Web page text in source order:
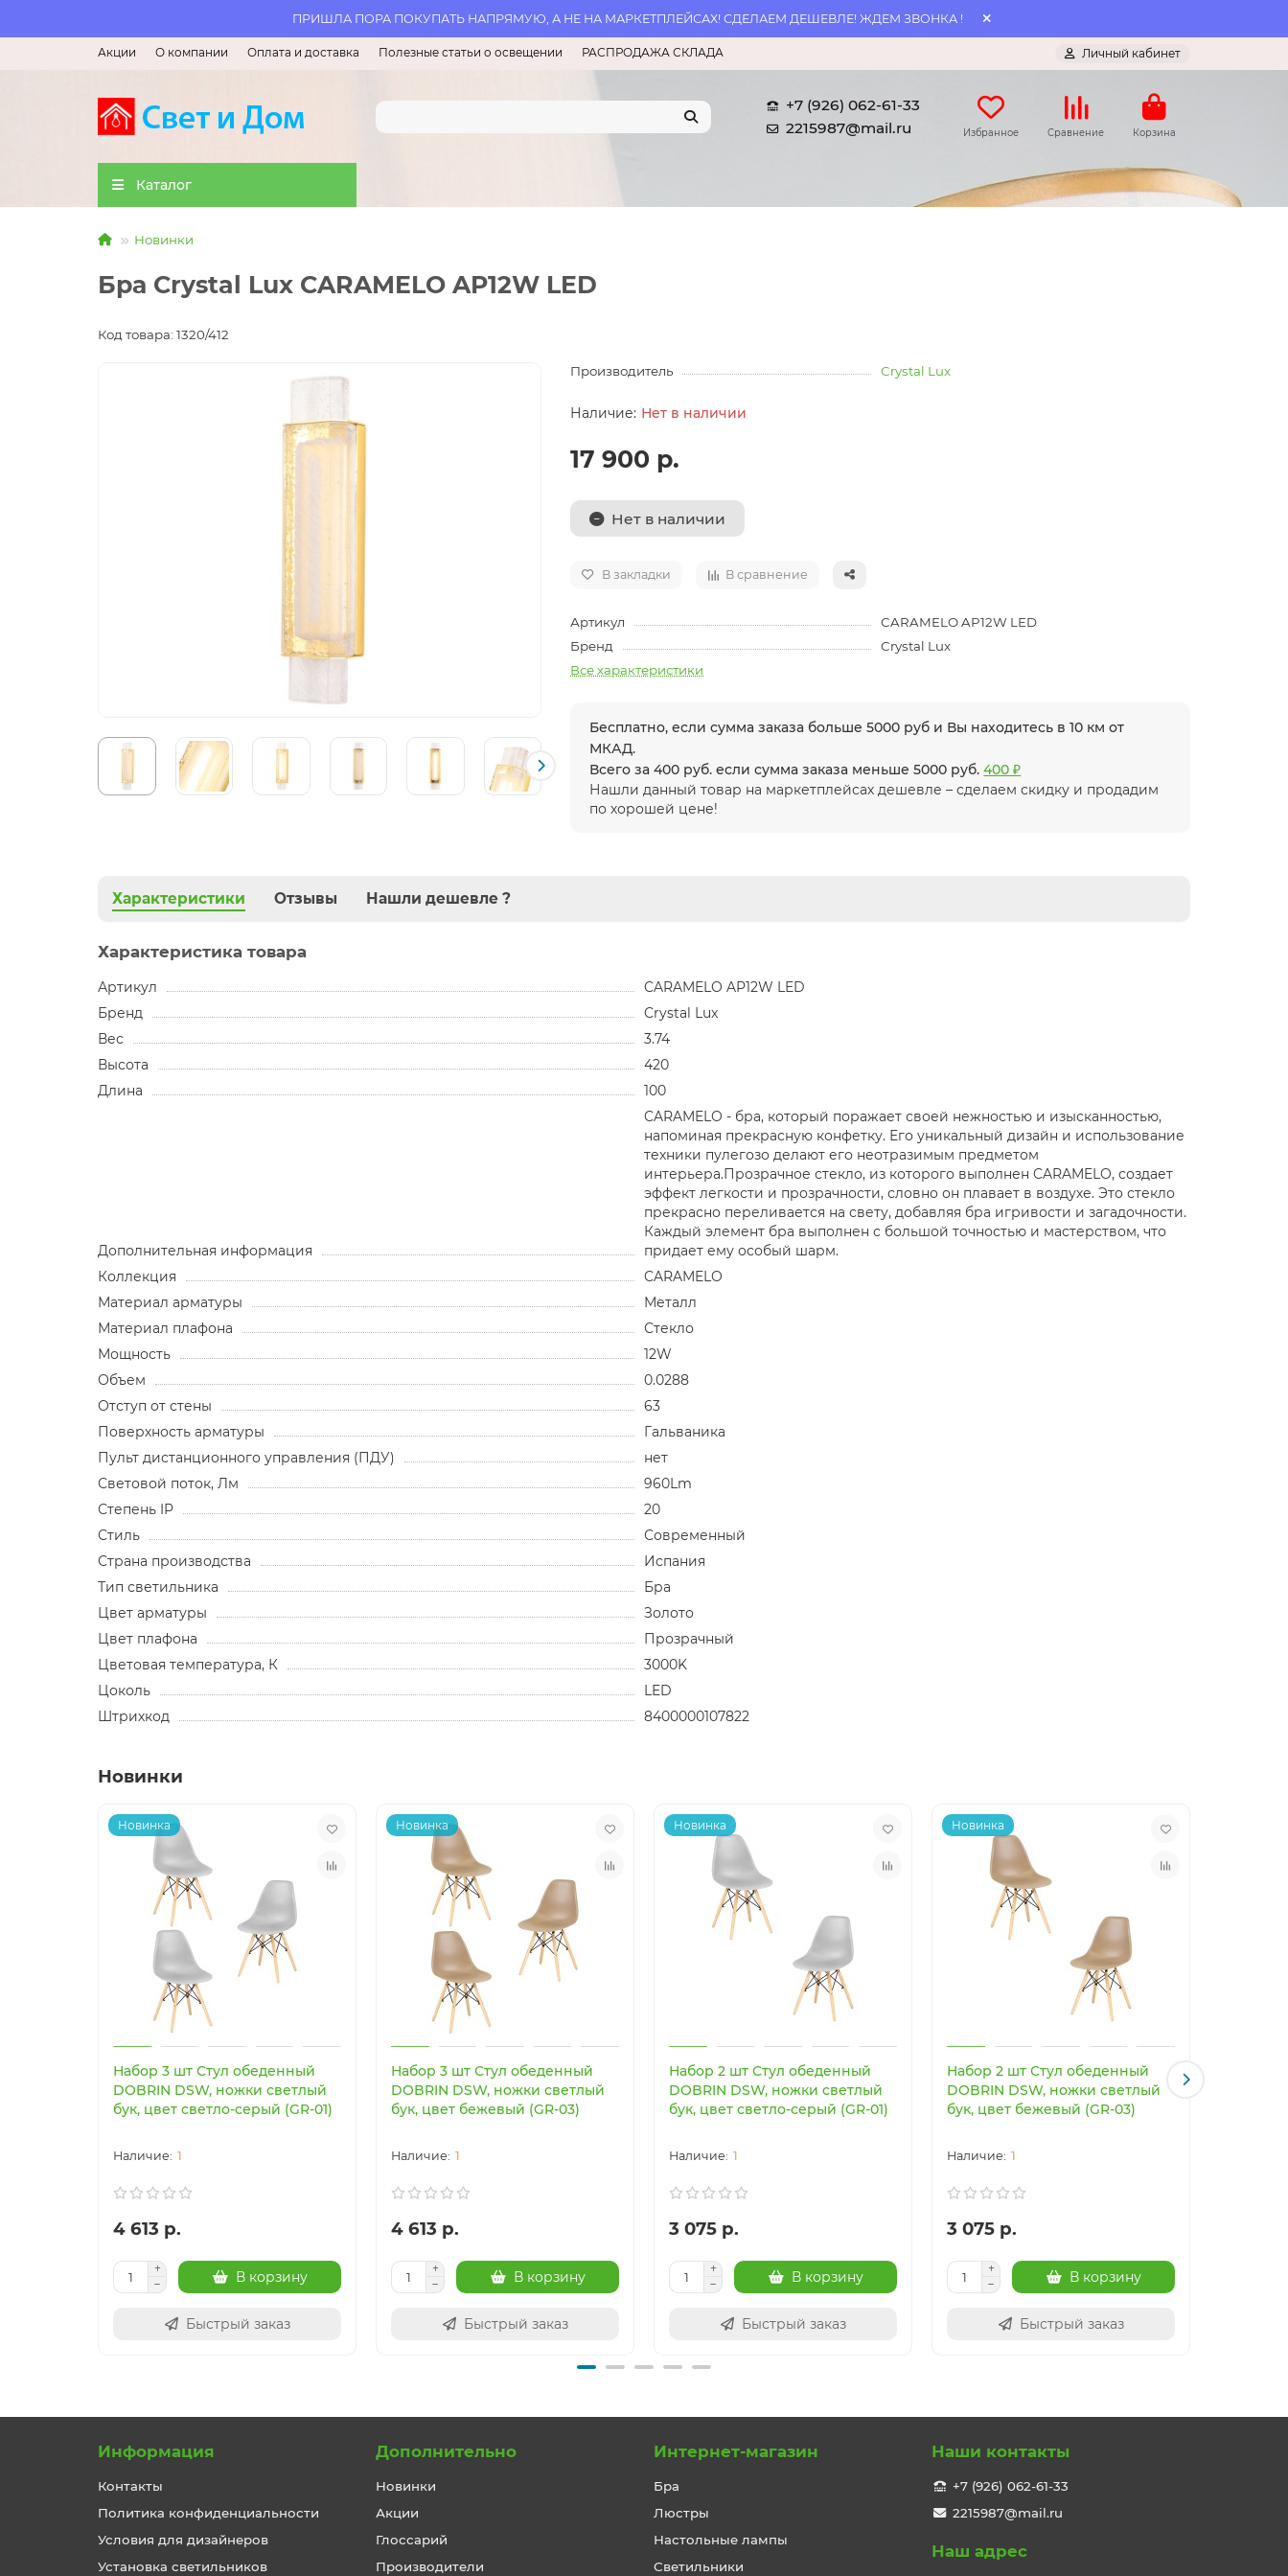
ПРИШЛА ПОРА ПОКУПАТЬ НАПРЯМУЮ, А НЕ НА МАРКЕТПЛЕЙСАХ! СДЕЛАЕМ ДЕШЕВЛЕ! ЖДЕМ ЗВОНКА !
Акции О компании Оплата и доставка Полезные статьи о освещении РАСПРОДАЖА СКЛАДА Личный кабинет
+7 (926) 062-61-33
2215987@mail.ru
Избранное Сравнение Корзина
Каталог
Новинки
Бра Crystal Lux CARAMELO AP12W LED
Код товара: 1320/412
Производитель Crystal Lux
Нет в наличии
17 900 р.
Нет в наличии
В закладки В сравнение
Артикул
CARAMELO AP12W LED
Бренд
Crystal Lux
Все характеристики
Бесплатно, если сумма заказа больше 5000 руб и Вы находитесь в 10 км от
МКАД.
Всего за 400 руб. если сумма заказа меньше 5000 руб.400 ₽
Нашли данный товар на маркетплейсах дешевле – сделаем скидку и продадим
по хорошей цене!
Характеристики Отзывы Нашли дешевле ?
Характеристика товара
Артикул
CARAMELO AP12W LED
Бренд
Crystal Lux
Вес
3.74
Высота
420
Длина
100
Дополнительная информация
CARAMELO - бра, который поражает своей нежностью и изысканностью,
напоминая прекрасную конфетку. Его уникальный дизайн и использование
техники пулегозо делают его неотразимым предметом
интерьера.Прозрачное стекло, из которого выполнен CARAMELO, создает
эффект легкости и прозрачности, словно он плавает в воздухе. Это стекло
прекрасно переливается на свету, добавляя бра игривости и загадочности.
Каждый элемент бра выполнен с большой точностью и мастерством, что
придает ему особый шарм.
Коллекция
CARAMELO
Материал арматуры
Металл
Материал плафона
Стекло
Мощность
12W
Объем
0.0288
Отступ от стены
63
Поверхность арматуры
Гальваника
Пульт дистанционного управления (ПДУ)
нет
Световой поток, Лм
960Lm
Степень IP
20
Стиль
Современный
Страна производства
Испания
Тип светильника
Бра
Цвет арматуры
Золото
Цвет плафона
Прозрачный
Цветовая температура, К
3000K
Цоколь
LED
Штрихкод
8400000107822
Новинки
Новинка
Набор 3 шт Стул обеденный
DOBRIN DSW, ножки светлый
бук, цвет светло-серый (GR-01)
1
4 613 р.
В корзину
Быстрый заказ
Новинка
Набор 3 шт Стул обеденный
DOBRIN DSW, ножки светлый
бук, цвет бежевый (GR-03)
1
4 613 р.
В корзину
Быстрый заказ
Новинка
Набор 2 шт Стул обеденный
DOBRIN DSW, ножки светлый
бук, цвет светло-серый (GR-01)
1
3 075 р.
В корзину
Быстрый заказ
Новинка
Набор 2 шт Стул обеденный
DOBRIN DSW, ножки светлый
бук, цвет бежевый (GR-03)
1
3 075 р.
В корзину
Быстрый заказ
Информация
Контакты
Политика конфиденциальности
Условия для дизайнеров
Установка светильников
Дополнительно
Новинки
Акции
Глоссарий
Производители
Интернет-магазин
Бра
Люстры
Настольные лампы
Светильники
Наши контакты
+7 (926) 062-61-33
2215987@mail.ru
Наш адрес